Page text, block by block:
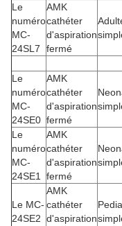
Le
numéro
MC-
24SL7
AMK
cathéter
d'aspiration
fermé
Le
numéro
MC-
24SE0
AMK
cathéter
d'aspiration
fermé
Le
numéro
MC-
24SE1
AMK
cathéter
d'aspiration
fermé
Le MC-
24SE2
AMK
cathéter
d'aspiration